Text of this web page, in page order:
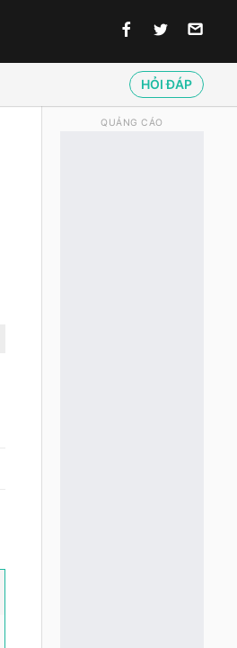
HỎI ĐÁP
QUẢNG CÁO